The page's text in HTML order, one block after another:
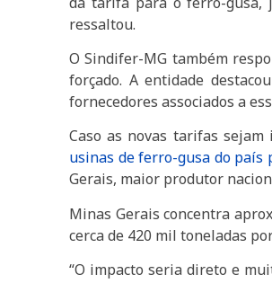
ressaltou.
O Sindifer-MG também
forçado. A entidade
fornecedores associados a
Caso as novas tarifas
usinas de ferro-gusa do país
Gerais, maior produtor
Minas Gerais concentra
cerca de 420 mil toneladas
“O impacto seria direto e